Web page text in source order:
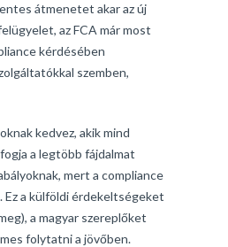
átmenetet akar az új
az FCA már most
kérdésében
szemben,
kedvez, akik mind
a legtöbb fájdalmat
mert a compliance
Ez a külföldi érdekeltségeket
a magyar szereplőket
folytatni a jövőben.